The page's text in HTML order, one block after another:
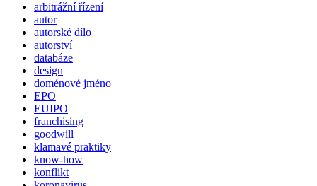
arbitrážní řízení
autor
autorské dílo
autorství
databáze
design
doménové jméno
EPO
EUIPO
franchising
goodwill
klamavé praktiky
know-how
konflikt